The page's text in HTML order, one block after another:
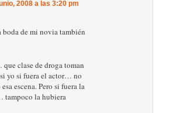
2008 a las 3:20 pm
boda de mi novia también
clase de droga toman
yo si fuera el actor… no
escena. Pero si fuera la
tampoco la hubiera